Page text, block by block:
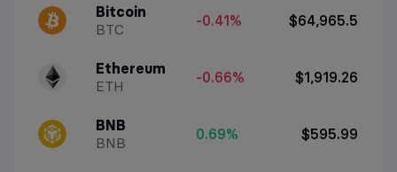
Bitcoin
BTC
-0.41% $64,965.5
Ethereum
ETH
-0.66% $1,919.26
BNB
BNB
0.69% $595.99